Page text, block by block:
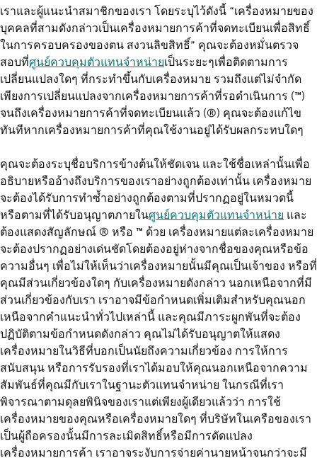
เราและผู้แนะนำสมาชิกของเรา โดยระบุไว้ดังนี้ “เครื่องหมายของ
บุคคลที่สามดังกล่าวเป็นเครื่องหมายการค้าที่จดทะเบียนเพื่อสิทธิ์
ในการครอบครองของตน สงวนลิขสิทธิ์” คุณจะต้องหมั่นตรวจ
สอบที่ศูนย์ควบคุมตัวแทนจำหน่ายเป็นระยะๆเพื่อติดตามการ
เปลี่ยนแปลงใดๆ ที่กระทำขึ้นกับเครื่องหมาย รวมถึงแต่ไม่จำกัด
เพียงการเปลี่ยนแปลงจากเครื่องหมายการค้าที่รอดำเนินการ (™)
จนถึงเครื่องหมายการค้าที่จดทะเบียนแล้ว (®) คุณจะต้องแก้ไข
ทันทีหากเครื่องหมายการค้าที่คุณใช้งานอยู่ได้รับผลกระทบใดๆ
คุณจะต้องระบุชื่อบริการข้างต้นให้ชัดเจน และใช้ชื่อเหล่านั้นเพื่อ
อธิบายหรืออ้างถึงบริการของเราอย่างถูกต้องเท่านั้น เครื่องหมาย
จะต้องได้รับการทำซ้ำอย่างถูกต้องตามที่ปรากฏอยู่ในหมวดนี้
หรือตามที่ได้รับอนุญาตภายในศูนย์ควบคุมตัวแทนจำหน่าย และ
ต้องแสดงสัญลักษณ์ ® หรือ ™ ด้วย เครื่องหมายแต่ละเครื่องหมาย
จะต้องปรากฏอย่างเด่นชัดโดยต้องอยู่ห่างจากชื่อของคุณหรือข้อ
ความอื่นๆ เพื่อไม่ให้เห็นว่าเครื่องหมายนั้นมีคุณเป็นเจ้าของ หรือที่
คุณมีส่วนเกี่ยวข้องใดๆ กับเครื่องหมายดังกล่าว นอกเหนือจากที่มี
ส่วนเกี่ยวข้องกับเรา เราอาจมีข้อกำหนดเพิ่มเติมสำหรับคุณนอก
เหนือจากคำแนะนำทั่วไปเหล่านี้ และคุณมีภาระผูกพันที่จะต้อง
ปฏิบัติตามข้อกำหนดดังกล่าว คุณไม่ได้รับอนุญาตให้แสดง
เครื่องหมายในวิธีที่บอกเป็นนัยถึงความเกี่ยวข้อง การให้การ
สนับสนุน หรือการรับรองที่เราได้มอบให้คุณนอกเหนือจากความ
สัมพันธ์ที่คุณมีกับเราในฐานะตัวแทนจำหน่าย ในกรณีที่เรา
พิจารณาตามดุลยพินิจของเราแต่เพียงผู้เดียวแล้วว่า การใช้
เครื่องหมายของคุณหรือเครื่องหมายใดๆ ที่บริษัทในเครือของเรา
เป็นผู้ถือครองนั้นมีการละเมิดสิทธิ์หรือมีการดัดแปลง
เครื่องหมายการค้า เราอาจระงับการจ่ายค่านายหน้าจนกว่าจะมี